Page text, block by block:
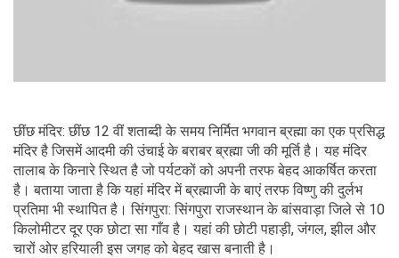
छींछ मंदिर: छींछ 12 वीं शताब्दी के समय निर्मित भगवान ब्रह्मा का एक प्रसिद्ध
मंदिर है जिसमें आदमी की उंचाई के बराबर ब्रह्मा जी की मूर्ति है। यह मंदिर
तालाब के किनारे स्थित है जो पर्यटकों को अपनी तरफ बेहद आकर्षित करता
है। बताया जाता है कि यहां मंदिर में ब्रह्माजी के बाएं तरफ विष्णु की दुर्लभ
प्रतिमा भी स्थापित है। सिंगपुरा: सिंगपुरा राजस्थान के बांसवाड़ा जिले से 10
किलोमीटर दूर एक छोटा सा गाँव है। यहां की छोटी पहाड़ी, जंगल, झील और
चारों ओर हरियाली इस जगह को बेहद खास बनाती है।